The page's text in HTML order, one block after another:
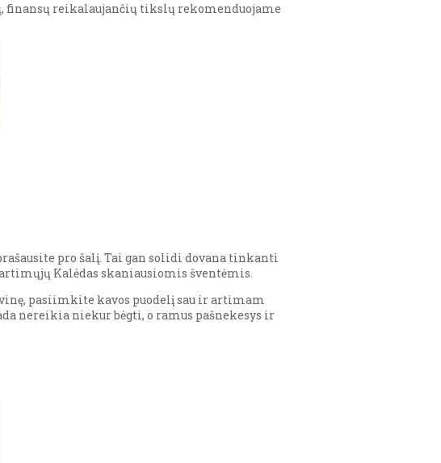
finansų reikalaujančių tikslų rekomenduojame
pro šalį. Tai gan solidi dovana tinkanti
Kalėdas skaniausiomis šventėmis.
pasiimkite kavos puodelį sau ir artimam
nereikia niekur bėgti, o ramus pašnekesys ir